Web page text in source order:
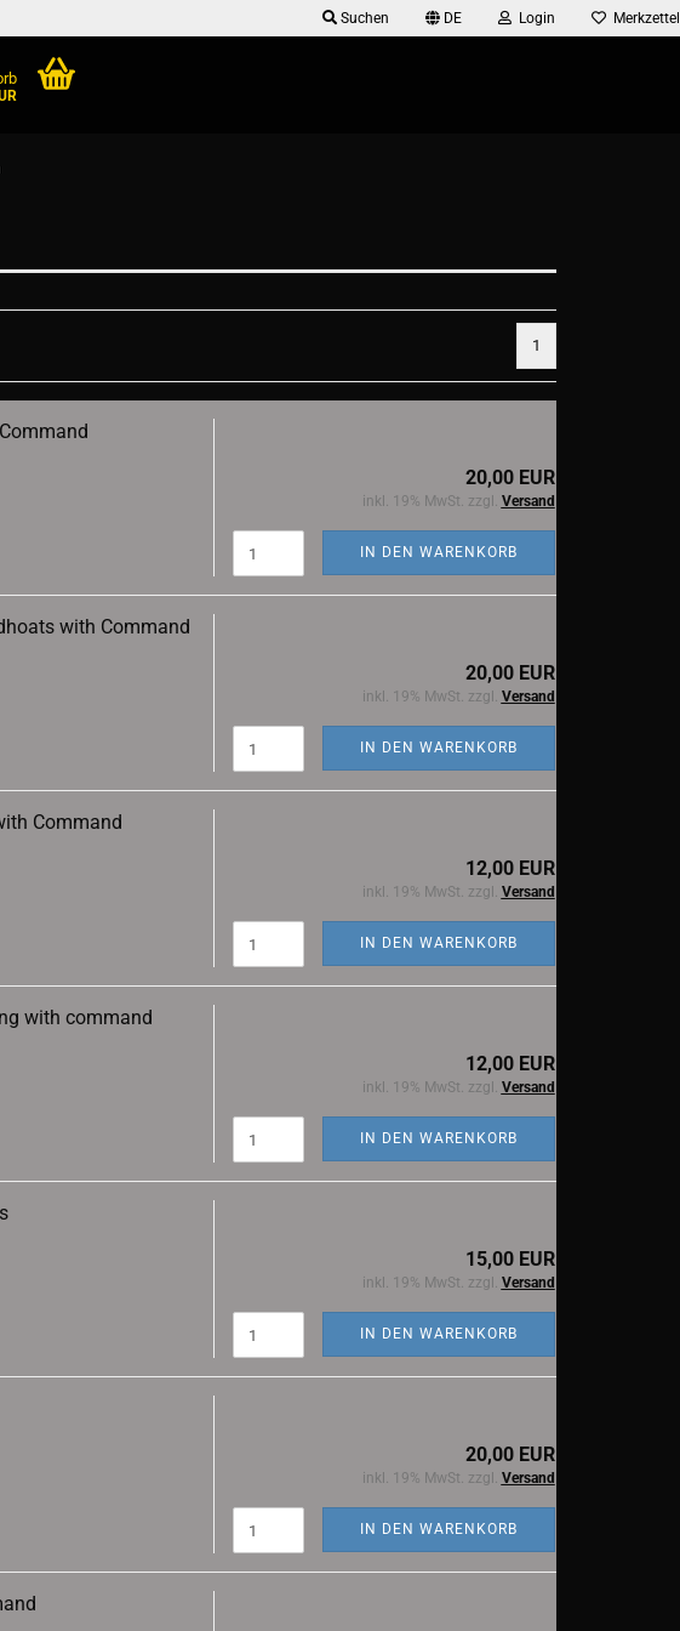
Suchen DE Login Merkzettel
1
20,00 EUR
inkl. 19% MwSt. zzgl. Versand
IN DEN WARENKORB
with Command
20,00 EUR
inkl. 19% MwSt. zzgl. Versand
IN DEN WARENKORB
Command
12,00 EUR
inkl. 19% MwSt. zzgl. Versand
IN DEN WARENKORB
with command
12,00 EUR
inkl. 19% MwSt. zzgl. Versand
IN DEN WARENKORB
15,00 EUR
inkl. 19% MwSt. zzgl. Versand
IN DEN WARENKORB
20,00 EUR
inkl. 19% MwSt. zzgl. Versand
IN DEN WARENKORB